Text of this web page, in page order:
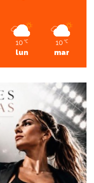
10 ℃
lun
10 ℃
mar